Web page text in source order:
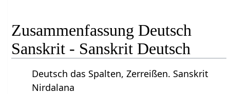
Zusammenfassung Deutsch
Sanskrit - Sanskrit Deutsch
Deutsch das Spalten, Zerreißen. Sanskrit
Nirdalana